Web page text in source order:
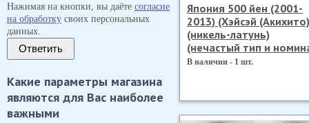
Нажимая на кнопки, вы даёте согласие
на обработку своих персональных
данных.
Ответить
Какие параметры магазина
являются для Вас наиболее
важными
Япония 500 йен (2001-
2013) (Хэйсэй
(никель-латунь)
(нечастый тип и
В наличии - 1 шт.